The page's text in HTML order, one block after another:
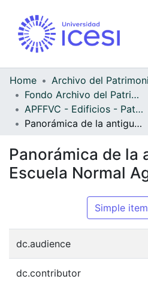
Home
Fondo Archivo del Patrimonio Fotográfico y Fílmico del Valle del Cauca
APFFVC - Edificios - Patrimonial
Panorámica de la antigua Escuela Normal Agrícolo
Panorámica de la
Escuela Normal
Simple
dc.audience
dc.contributor